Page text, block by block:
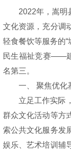
2022年，嵩明
文化资源，充分调
轻食餐饮等服务的“
民生福祉竞赛——
名第三。
一、 聚焦优化
立足工作实际
群众文化活动等方
索公共文化服务发
娱乐、艺术培训辅